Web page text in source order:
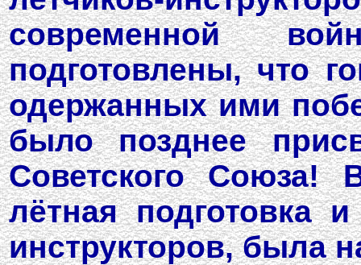
современной
подготовлены, что
одержанных ими
было позднее
Советского Союза!
лётная подготовка
инструкторов, была